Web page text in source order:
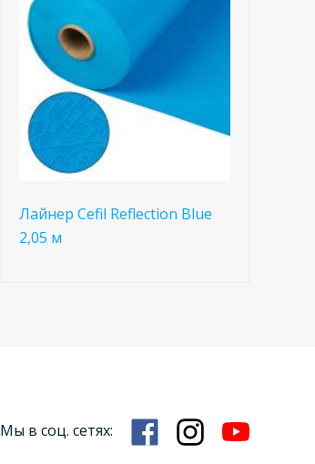
Лайнер Cefil Reflection Blue
2,05 м
Мы в соц. сетях: